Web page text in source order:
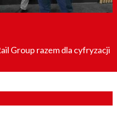
Group razem dla cyfryzacji